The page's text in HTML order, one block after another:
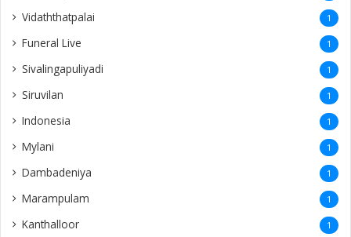
Vidaththatpalai 1
Funeral Live 1
Sivalingapuliyadi 1
Siruvilan 1
Indonesia 1
Mylani 1
Dambadeniya 1
Marampulam 1
Kanthalloor 1